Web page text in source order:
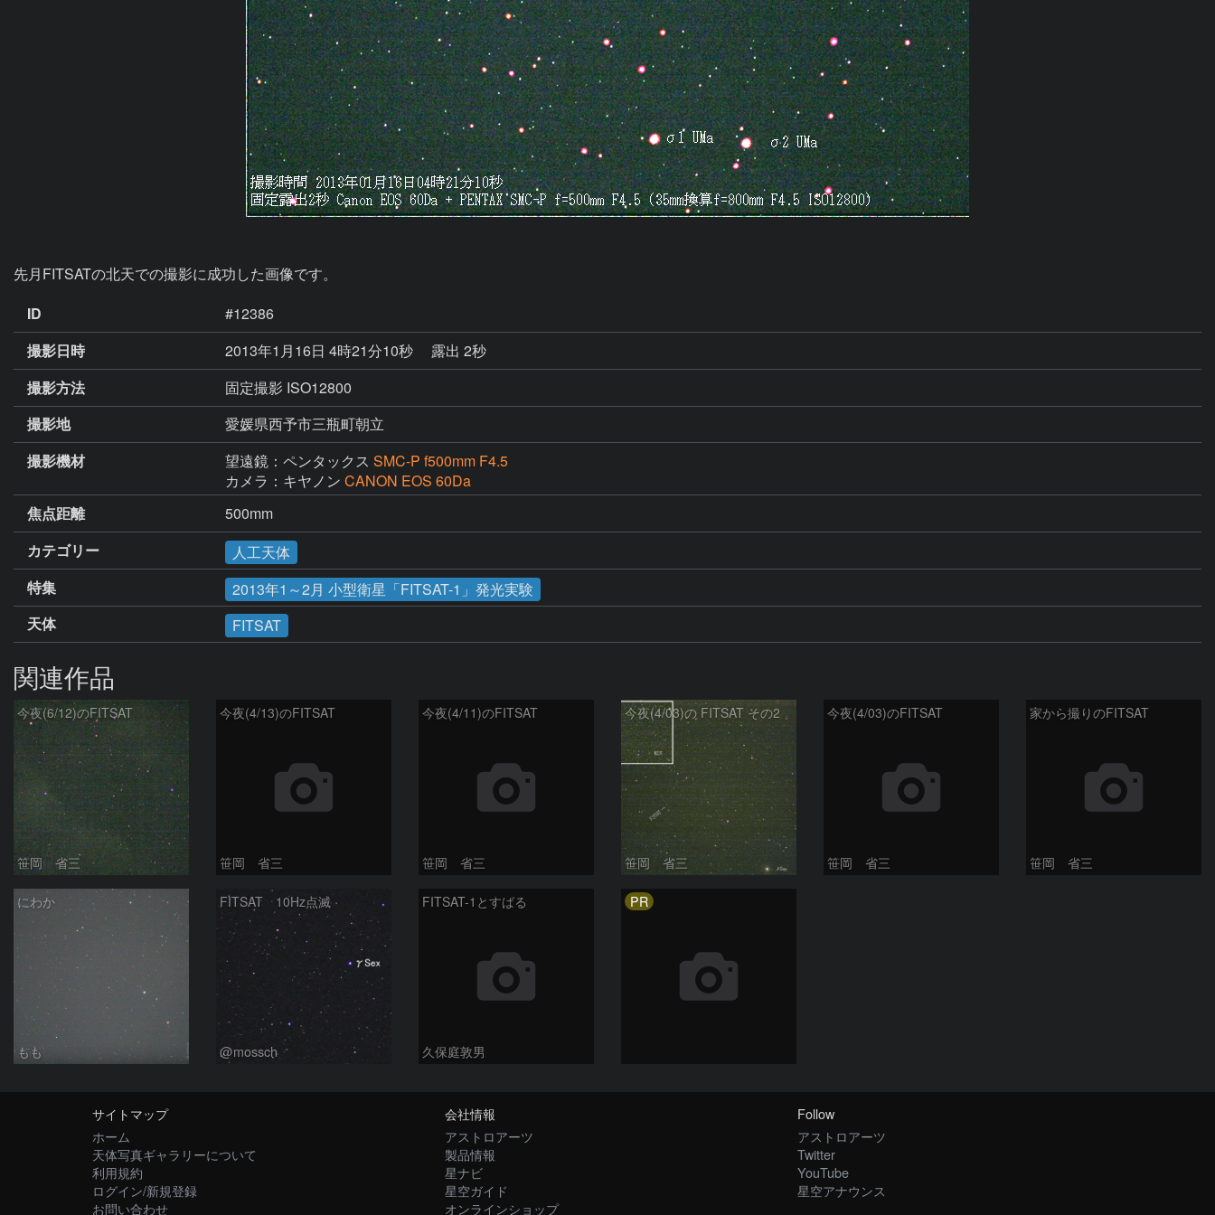
先月FITSATの北天での撮影に成功した画像です。
ID
#12386
撮影日時
2013年1月16日 4時21分10秒
露出 2秒
撮影方法
固定撮影 ISO12800
撮影地
愛媛県西予市三瓶町朝立
撮影機材
望遠鏡：ペンタックス SMC-P f500mm F4.5
カメラ：キヤノン CANON EOS 60Da
焦点距離
500mm
カテゴリー
人工天体
特集
2013年1～2月 小型衛星「FITSAT-1」発光実験
天体
FITSAT
関連作品
今夜(6/12)のFITSAT
笹岡 省三
今夜(4/13)のFITSAT
笹岡 省三
今夜(4/11)のFITSAT
笹岡 省三
今夜(4/03)の FITSAT その2
笹岡 省三
今夜(4/03)のFITSAT
笹岡 省三
家から撮りのFITSAT
笹岡 省三
にわか
もも
FITSAT 10Hz点滅
@mossch
FITSAT-1とすばる
久保庭敦男
PR
サイトマップ
ホーム
天体写真ギャラリーについて
利用規約
ログイン/新規登録
お問い合わせ
会社情報
アストロアーツ
製品情報
星ナビ
星空ガイド
オンラインショップ
Follow
アストロアーツ
Twitter
YouTube
星空アナウンス